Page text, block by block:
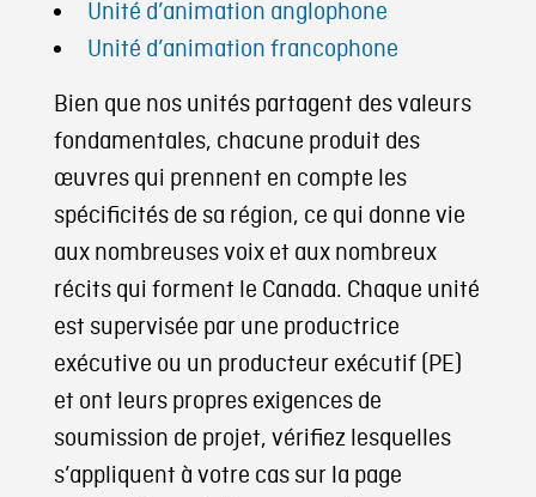
Unité d’animation anglophone
Unité d’animation francophone
Bien que nos unités partagent des valeurs
fondamentales, chacune produit des
œuvres qui prennent en compte les
spécificités de sa région, ce qui donne vie
aux nombreuses voix et aux nombreux
récits qui forment le Canada. Chaque unité
est supervisée par une productrice
exécutive ou un producteur exécutif (PE)
et ont leurs propres exigences de
soumission de projet, vérifiez lesquelles
s’appliquent à votre cas sur la page